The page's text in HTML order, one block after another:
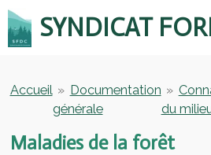
Passer
au
SYNDICAT
Accueil » Documentation
générale
»
du
Maladies de la forêt